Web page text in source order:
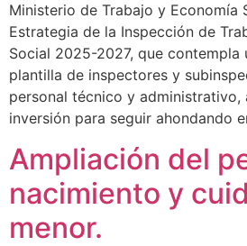
Ministerio de Trabajo y Economía
Estrategia de la Inspección de
Social 2025-2027, que contempla
plantilla de inspectores y
personal técnico y administrativo,
inversión para seguir ahondando
Ampliación del
nacimiento y
menor.